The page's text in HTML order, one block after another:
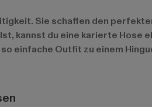
Sie schaffen den
kannst du eine karierte
einfache Outfit zu einem